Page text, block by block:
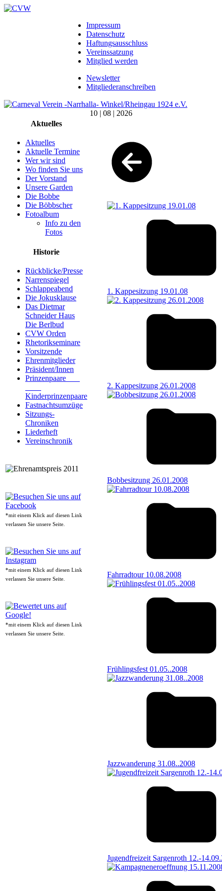
Impressum
Datenschutz
Haftungsausschluss
Vereinssatzung
Mitglied werden
Newsletter
Mitgliederanschreiben
10 | 08 | 2026
Aktuelles
Aktuelles
Aktuelle Termine
Wer wir sind
Wo finden Sie uns
Der Vorstand
Unsere Garden
Die Bobbe
Die Böbbscher
Fotoalbum
Info zu den
Fotos
Historie
Rückblicke/Presse
Narrenspiegel
Schlappeabend
Die Jokusklause
Das Dietmar
Schneider Haus
Die Berlbud
CVW Orden
Rhetorikseminare
Vorsitzende
Ehrenmitglieder
Präsident/Innen
Prinzenpaare
Kinderprinzenpaare
Fastnachtsumzüge
Sitzungs-
Chroniken
Liederheft
Vereinschronik
*mit einem Klick auf diesen Link
verlassen Sie unsere Seite.
*mit einem Klick auf diesen Link
verlassen Sie unsere Seite.
*mit einem Klick auf diesen Link
verlassen Sie unsere Seite.
1. Kappesitzung 19.01.08
2. Kappesitzung 26.01.2008
Bobbesitzung 26.01.2008
Fahrradtour 10.08.2008
Frühlingsfest 01.05..2008
Jazzwanderung 31.08..2008
Jugendfreizeit Sargenroth 12.-